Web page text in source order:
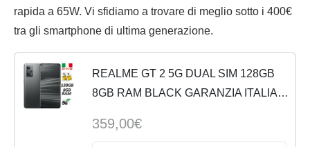
rapida a 65W. Vi sfidiamo a trovare di meglio sotto i 400€
tra gli smartphone di ultima generazione.
REALME GT 2 5G DUAL SIM 128GB
8GB RAM BLACK GARANZIA ITALIA
359,00€